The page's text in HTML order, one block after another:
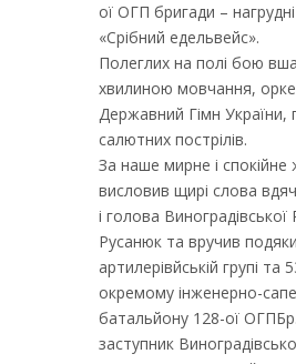
ої ОГП бригади –
«Срібний едельвейс».
Полеглих на полі бою
хвилиною мовчання,
Державний Гімн України,
салютних пострілів.
За наше мирне і спокійне
висловив щирі слова
і голова
Русанюк та вручив
артилерівйській групі та
окремому інженерно-
батальйону 128-ої
заступник